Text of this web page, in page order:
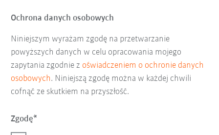
Ochrona danych osobowych
Niniejszym wyrażam zgodę na przetwarzanie
powyższych danych w celu opracowania mojego
zapytania zgodnie z oświadczeniem o ochronie danych
osobowych. Niniejszą zgodę można w każdej chwili
cofnąć ze skutkiem na przyszłość.
Zgodę